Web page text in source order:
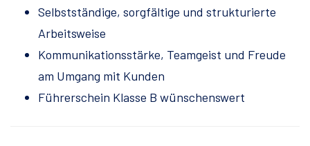
Selbstständige, sorgfältige und strukturierte
Arbeitsweise
Kommunikationsstärke, Teamgeist und Freude
am Umgang mit Kunden
Führerschein Klasse B wünschenswert